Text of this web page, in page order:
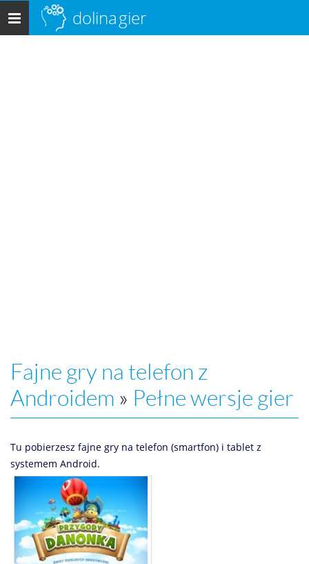
Menu
główne
dolinagier
Fajne gry na telefon z
Androidem » Pełne wersje gier
Tu pobierzesz fajne gry na telefon (smartfon) i tablet z
systemem Android.